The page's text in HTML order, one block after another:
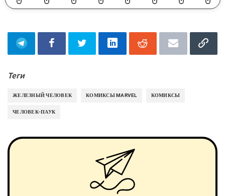
Теги
ЖЕЛЕЗНЫЙ ЧЕЛОВЕК КОМИКСЫ MARVEL КОМИКСЫ
ЧЕЛОВЕК-ПАУК